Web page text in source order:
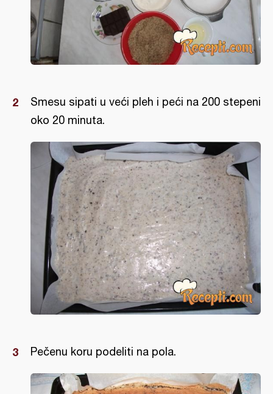
Smesu sipati u veći pleh i peći na 200 stepeni
oko 20 minuta.
Pečenu koru podeliti na pola.